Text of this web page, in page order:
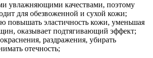
увлажняющими качествами, поэтому
для обезвоженной и сухой кожи;
повышать эластичность кожи, уменьшая
оказывает подтягивающий эффект;
раздражения, убирать
отечность;